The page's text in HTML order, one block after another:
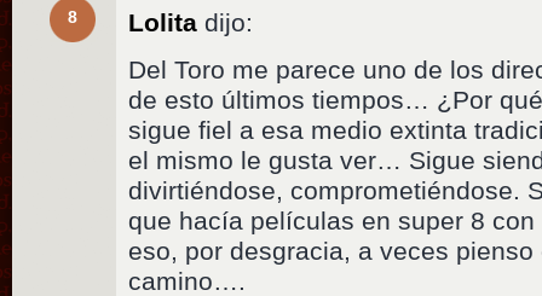
8 Lolita dijo:
Del Toro me parece uno de los
de esto últimos tiempos… ¿Por
sigue fiel a esa medio extinta
el mismo le gusta ver… Sigue
divirtiéndose, comprometiéndose.
que hacía películas en super 8
eso, por desgracia, a veces
camino….